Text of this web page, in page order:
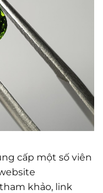
cấp một số viên
khảo, link